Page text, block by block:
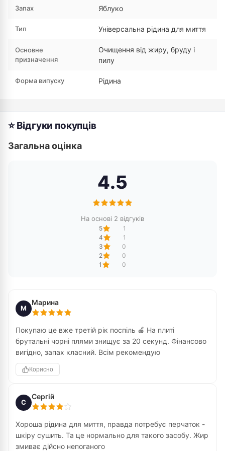
Запах Яблуко
Тип Універсальна рідина для миття
Основне
призначення
Очищення від жиру, бруду і
пилу
Форма випуску Рідина
⭐ Відгуки покупців
Загальна оцінка
4.5
На основі 2 відгуків
5
1
4
1
3
0
2
0
1
0
М
Марина
Покупаю це вже третій рік поспіль 🍎 На плиті
брутальні чорні плями знищує за 20 секунд. Фінансово
вигідно, запах класний. Всім рекомендую
Корисно
С
Сергій
Хороша рідина для миття, правда потребує перчаток -
шкіру сушить. Та це нормально для такого засобу. Жир
змиває дійсно непоганого